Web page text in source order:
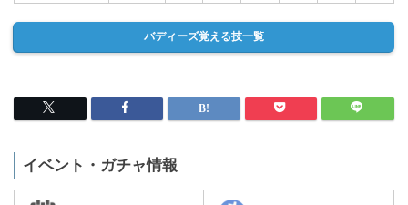
バディーズ覚える技一覧
イベント・ガチャ情報